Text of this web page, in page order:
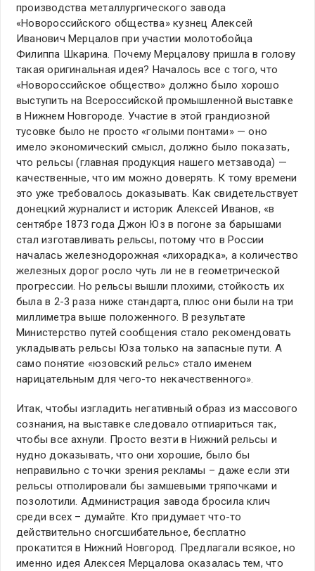
производства металлургического завода
«Новороссийского общества» кузнец Алексей
Иванович Мерцалов при участии молотобойца
Филиппа Шкарина. Почему Мерцалову пришла в голову
такая оригинальная идея? Началось все с того, что
«Новороссийское общество» должно было хорошо
выступить на Всероссийской промышленной выставке
в Нижнем Новгороде. Участие в этой грандиозной
тусовке было не просто «голыми понтами» — оно
имело экономический смысл, должно было показать,
что рельсы (главная продукция нашего метзавода) —
качественные, что им можно доверять. К тому времени
это уже требовалось доказывать. Как свидетельствует
донецкий журналист и историк Алексей Иванов, «в
сентябре 1873 года Джон Юз в погоне за барышами
стал изготавливать рельсы, потому что в России
началась железнодорожная «лихорадка», а количество
железных дорог росло чуть ли не в геометрической
прогрессии. Но рельсы вышли плохими, стойкость их
была в 2-3 раза ниже стандарта, плюс они были на три
миллиметра выше положенного. В результате
Министерство путей сообщения стало рекомендовать
укладывать рельсы Юза только на запасные пути. А
само понятие «юзовский рельс» стало именем
нарицательным для чего-то некачественного».
Итак, чтобы изгладить негативный образ из массового
сознания, на выставке следовало отпиариться так,
чтобы все ахнули. Просто везти в Нижний рельсы и
нудно доказывать, что они хорошие, было бы
неправильно с точки зрения рекламы – даже если эти
рельсы отполировали бы замшевыми тряпочками и
позолотили. Администрация завода бросила клич
среди всех – думайте. Кто придумает что-то
действительно сногсшибательное, бесплатно
прокатится в Нижний Новгород. Предлагали всякое, но
именно идея Алексея Мерцалова оказалась тем, что